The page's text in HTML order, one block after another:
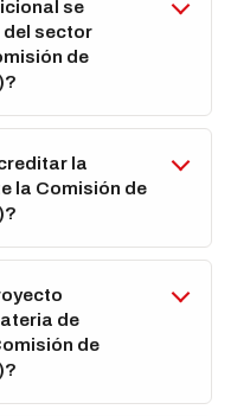
se
sector
de
la
la Comisión de
de
de